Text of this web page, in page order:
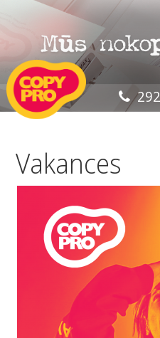
Vakances